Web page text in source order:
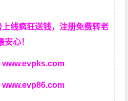
线疯狂送钱，注册免费转老
心！
www.evpks.com
www.evp86.com